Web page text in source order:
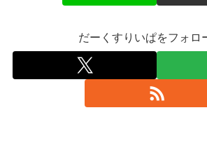
だーくすりいぱをフォロ